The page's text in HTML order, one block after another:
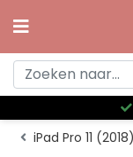
iPad Pro 11 (2018)